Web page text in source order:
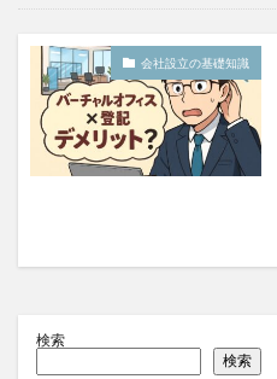
会社設立の基礎知識
検索
検索